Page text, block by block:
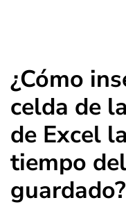
¿Cómo
celda de
de Excel
tiempo
guardado?